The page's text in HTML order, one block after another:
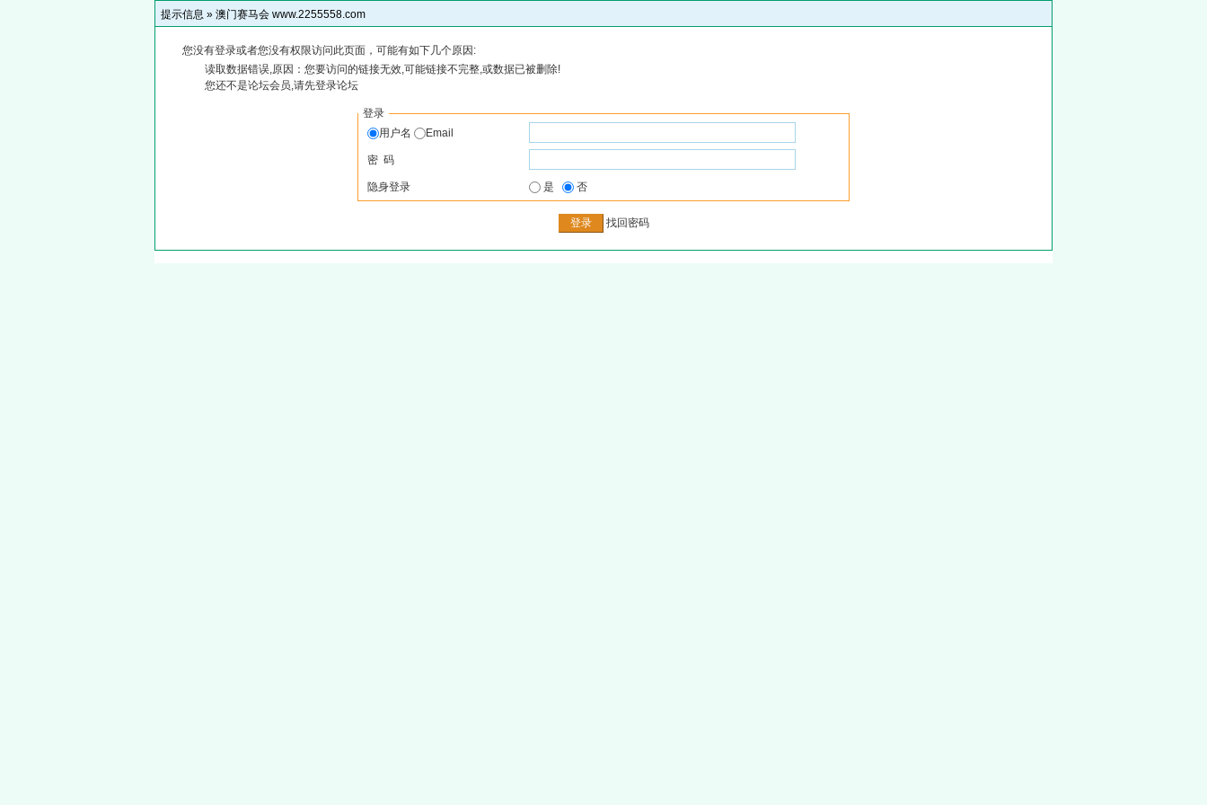
提示信息 » 澳门赛马会 www.2255558.com
您没有登录或者您没有权限访问此页面，可能有如下几个原因:
读取数据错误,原因：您要访问的链接无效,可能链接不完整,或数据已被删除!
您还不是论坛会员,请先登录论坛
登录
用户名
Email
密 码
隐身登录 是 否
找回密码